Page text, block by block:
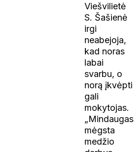
Viešvilietė
S. Šašienė
irgi
neabejoja,
kad noras
labai
svarbu, o
norą įkvėpti
gali
mokytojas.
„Mindaugas
mėgsta
medžio